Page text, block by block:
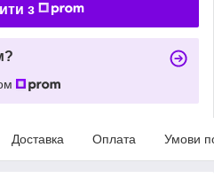
з
Доставка Оплата Умови